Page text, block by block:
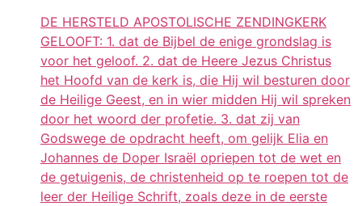
DE HERSTELD APOSTOLISCHE ZENDINGKERK
GELOOFT: 1. dat de Bijbel de enige grondslag is
voor het geloof. 2. dat de Heere Jezus Christus
het Hoofd van de kerk is, die Hij wil besturen door
de Heilige Geest, en in wier midden Hij wil spreken
door het woord der profetie. 3. dat zij van
Godswege de opdracht heeft, om gelijk Elia en
Johannes de Doper Israël opriepen tot de wet en
de getuigenis, de christenheid op te roepen tot de
leer der Heilige Schrift, zoals deze in de eerste